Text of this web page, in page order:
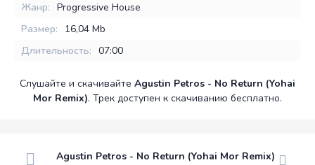
Жанр: Progressive House
Размер:
16,04 Mb
Длительность: 07:00
Слушайте и скачивайте Agustin Petros - No Return (Yohai
Mor Remix). Трек доступен к скачиванию бесплатно.
Agustin Petros - No Return (Yohai Mor Remix)